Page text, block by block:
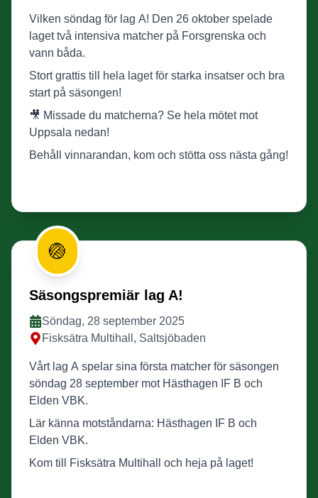
Vilken söndag för lag A! Den 26 oktober spelade
laget två intensiva matcher på Forsgrenska och
vann båda.
Stort grattis till hela laget för starka insatser och bra
start på säsongen!
🎥 Missade du matcherna? Se hela mötet mot
Uppsala nedan!
Behåll vinnarandan, kom och stötta oss nästa gång!
🏐
Säsongspremiär lag A!
Söndag, 28 september 2025
Fisksätra Multihall, Saltsjöbaden
Vårt lag A spelar sina första matcher för säsongen
söndag 28 september mot Hästhagen IF B och
Elden VBK.
Lär känna motståndarna: Hästhagen IF B och
Elden VBK.
Kom till Fisksätra Multihall och heja på laget!